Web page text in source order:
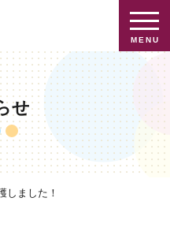
MENU
せ
ついて
ビス
す
せ
しました！